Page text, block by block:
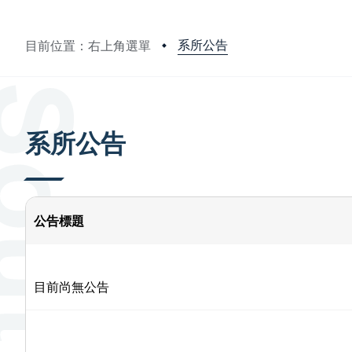
目前位置：右上角選單 系所公告
系所公告
公告標題
目前尚無公告